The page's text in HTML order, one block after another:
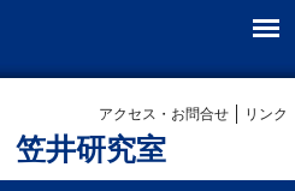
笠井研究室
アクセス・お問合せ リンク